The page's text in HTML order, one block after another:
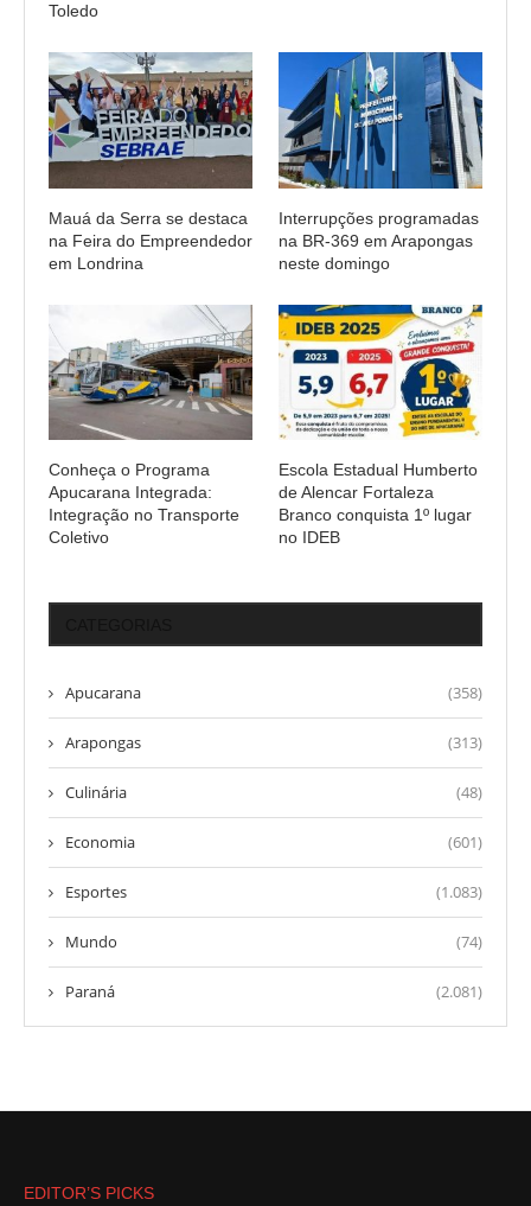
Toledo
Mauá da Serra se destaca
na Feira do Empreendedor
em Londrina
Interrupções programadas
na BR-369 em Arapongas
neste domingo
Conheça o Programa
Apucarana Integrada:
Integração no Transporte
Coletivo
Escola Estadual Humberto
de Alencar Fortaleza
Branco conquista 1º lugar
no IDEB
Apucarana (358)
Arapongas (313)
Culinária (48)
Economia (601)
Esportes (1.083)
Mundo (74)
Paraná (2.081)
EDITOR’S PICKS